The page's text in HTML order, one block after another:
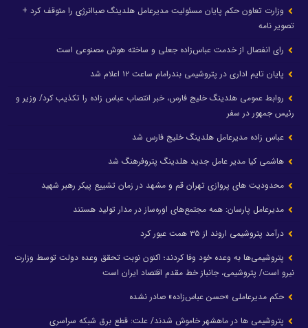
وزارت تعاون حکم پایان مسئولیت مدیرعامل هلدینگ صباانرژی را متوقف کرد +
تصویر نامه
رای انفصال از خدمت عباس‌زاده جعلی و ساخته هوش مصنوعی است
پایان تایم اداری در پتروشیمی بندرامام ساعت ۱۲ اعلام شد
روابط عمومی هلدینگ خلیج فارس، خبر انتصاب عباس زاده را تکذیب کرد/ وزیر و
رئیس جمهور در سفر
عباس زاده مدیرعامل هلدینگ خلیج فارس شد
هاشمی کیا مدیر عامل جدید هلدینگ پتروفرهنگ شد
محدودیت های پروازی تهران قم و مشهد در زمان تشییع پیکر رهبر شهید
مدیرعامل پارسان: همه مجتمع‌های اوره‌ساز در مدار تولید هستند
درآمد پتروشیمی اروند از ۳۵ همت عبور کرد
پتروشیمی‌ها به وعده خود وفا کردند؛ اکنون نوبت تحقق وعده دولت توسط وزارت
نیرو است/ پتروشیمی، جانباز خط مقدم اقتصاد ایران است
حکم مدیرعاملی «حسن عباس‌زاده» صادر نشده
پتروشیمی ها در ماهشهر خاموش شدند/ علت: قطع برق شبکه سراسری